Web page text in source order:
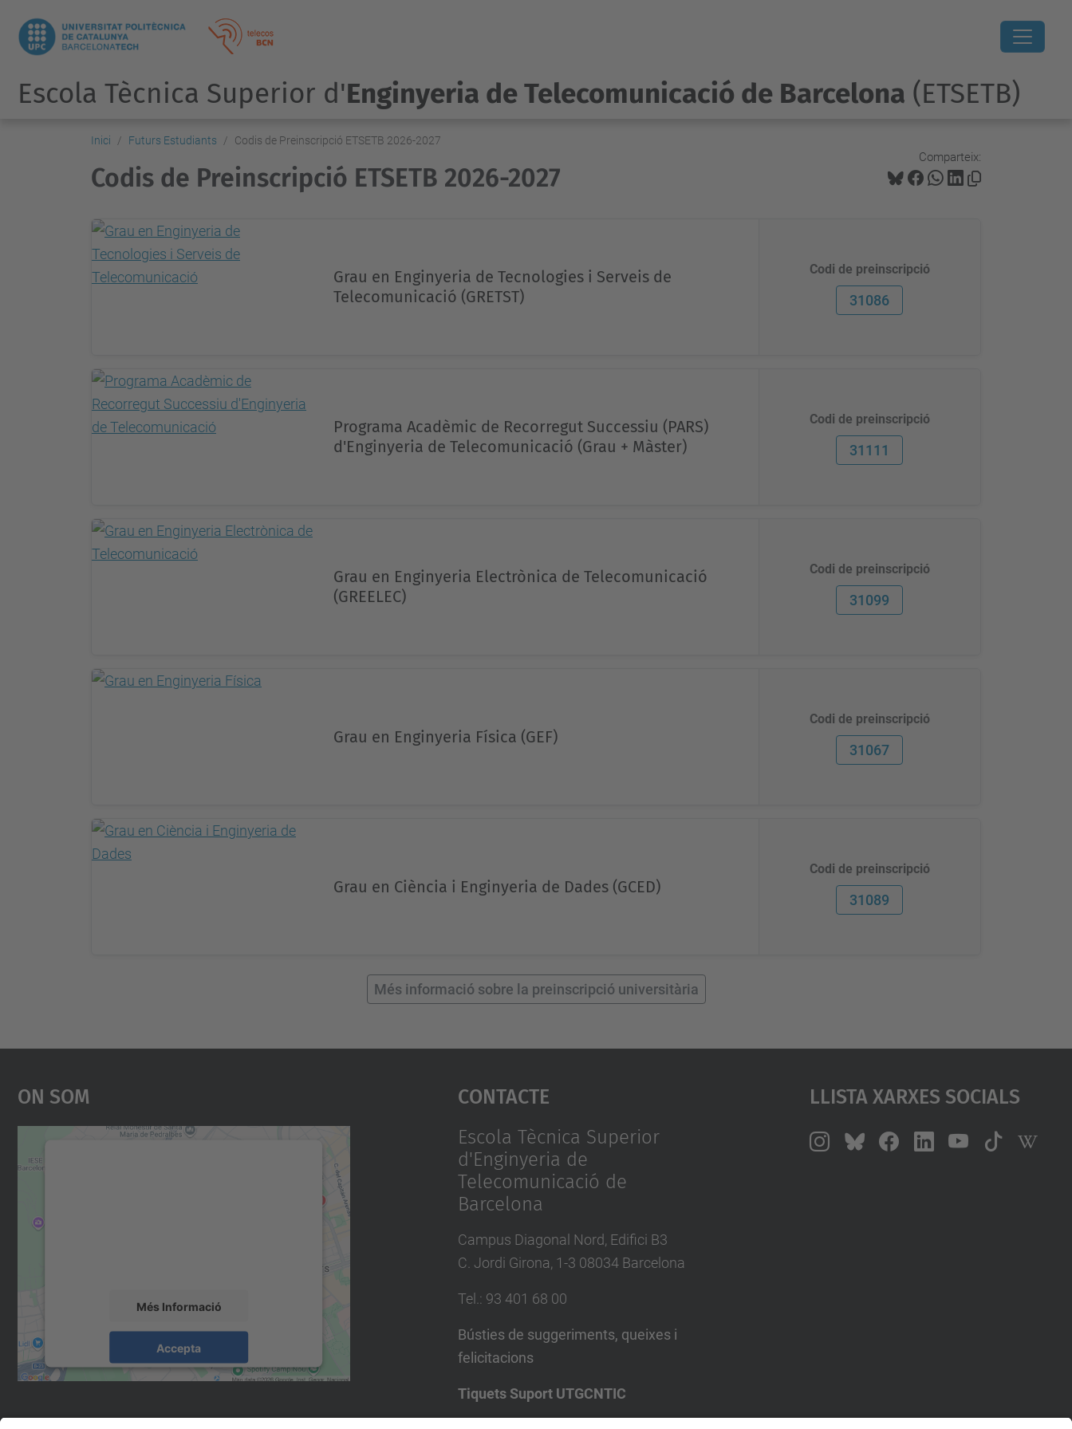
Escola Tècnica Superior d'Enginyeria de Telecomunicació de Barcelona (ETSETB)
Inici Futurs Estudiants Codis de Preinscripció ETSETB 2026-2027
Comparteix:
Codis de Preinscripció ETSETB 2026-2027
Grau en Enginyeria de Tecnologies i Serveis de
Telecomunicació (GRETST)
Codi de preinscripció
31086
Programa Acadèmic de Recorregut Successiu (PARS)
d'Enginyeria de Telecomunicació (Grau + Màster)
Codi de preinscripció
31111
Grau en Enginyeria Electrònica de Telecomunicació
(GREELEC)
Codi de preinscripció
31099
Grau en Enginyeria Física (GEF)
Codi de preinscripció
31067
Grau en Ciència i Enginyeria de Dades (GCED)
Codi de preinscripció
31089
Més informació sobre la preinscripció universitària
On Som
Més Informació
Accepta
Usercentrics Consent
Contacte
Escola Tècnica Superior
d'Enginyeria de
Telecomunicació de
Barcelona
Campus Diagonal Nord, Edifici B3
C. Jordi Girona, 1-3 08034 Barcelona
Tel. : 93 401 68 00
Bústies de suggeriments, queixes i
felicitacions
Tiquets Suport UTGCNTIC
Llista Xarxes Socials